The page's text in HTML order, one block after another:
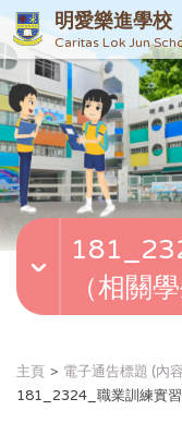
明愛樂進學校
Caritas Lok Jun
（相關
主頁
電子通告標題 (內
181_2324_職業訓練實習